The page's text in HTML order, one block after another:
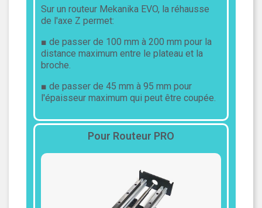
Sur un routeur Mekanika EVO, la réhausse
de l'axe Z permet:
■ de passer de 100 mm à 200 mm pour la
distance maximum entre le plateau et la
broche.
■ de passer de 45 mm à 95 mm pour
l'épaisseur maximum qui peut être coupée.
Pour Routeur PRO